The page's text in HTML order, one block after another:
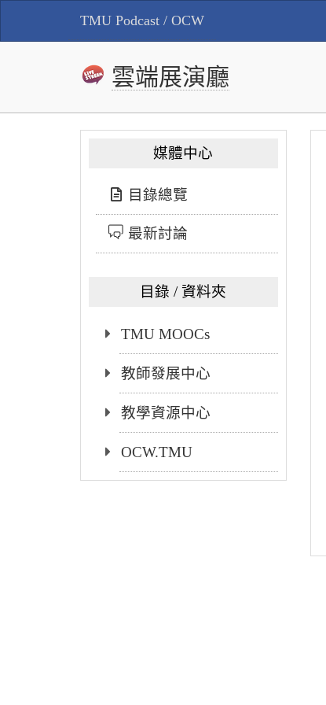
TMU Podcast / OCW
雲端展演廳
媒體中心
目錄總覽
最新討論
目錄 / 資料夾
TMU MOOCs
教師發展中心
教學資源中心
OCW.TMU